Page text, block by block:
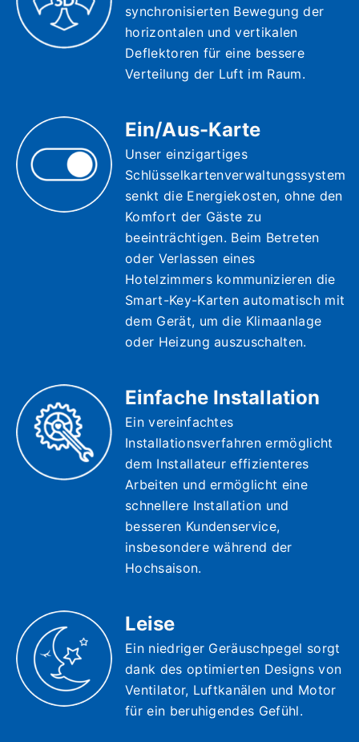
synchronisierten Bewegung der
horizontalen und vertikalen
Deflektoren für eine bessere
Verteilung der Luft im Raum.
Ein/Aus-Karte
Unser einzigartiges
Schlüsselkartenverwaltungssystem
senkt die Energiekosten, ohne den
Komfort der Gäste zu
beeinträchtigen. Beim Betreten
oder Verlassen eines
Hotelzimmers kommunizieren die
Smart-Key-Karten automatisch mit
dem Gerät, um die Klimaanlage
oder Heizung auszuschalten.
Einfache Installation
Ein vereinfachtes
Installationsverfahren ermöglicht
dem Installateur effizienteres
Arbeiten und ermöglicht eine
schnellere Installation und
besseren Kundenservice,
insbesondere während der
Hochsaison.
Leise
Ein niedriger Geräuschpegel sorgt
dank des optimierten Designs von
Ventilator, Luftkanälen und Motor
für ein beruhigendes Gefühl.